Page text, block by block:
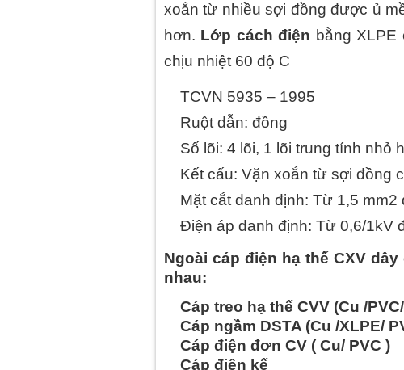
xoắn từ nhiều sợi đồng được ủ
hơn. Lớp cách điện bằng XLPE
chịu nhiệt 60 độ C
TCVN 5935 – 1995
Ruột dẫn: đồng
Số lõi: 4 lõi, 1 lõi trung tính nhỏ
Kết cấu: Vặn xoắn từ sợi đồng
Mặt cắt danh định: Từ 1,5 mm2
Điện áp danh định: Từ 0,6/1kV
Ngoài cáp điện hạ thế CXV
nhau:
Cáp treo hạ thế CVV (Cu /
Cáp ngầm DSTA (Cu /XLPE/
Cáp điện đơn CV ( Cu/ PVC )
Cáp điện kế